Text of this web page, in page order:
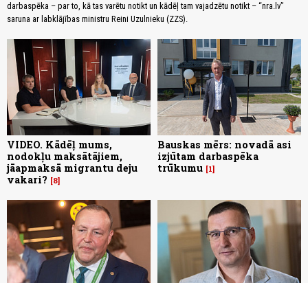
darbaspēka – par to, kā tas varētu notikt un kādēļ tam vajadzētu notikt – “nra.lv”
saruna ar labklājības ministru Reini Uzulnieku (ZZS).
VIDEO. Kādēļ mums,
nodokļu maksātājiem,
jāapmaksā migrantu deju
vakari?
8
Bauskas mērs: novadā asi
izjūtam darbaspēka
trūkumu 1